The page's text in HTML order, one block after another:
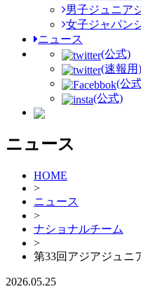
男子ジュニア
女子ジャパン
ニュース
(公式)
(速報用)
(公
(公式)
ニュース
HOME
>
ニュース
>
ナショナルチーム
>
第33回アジアジュ
2026.05.25